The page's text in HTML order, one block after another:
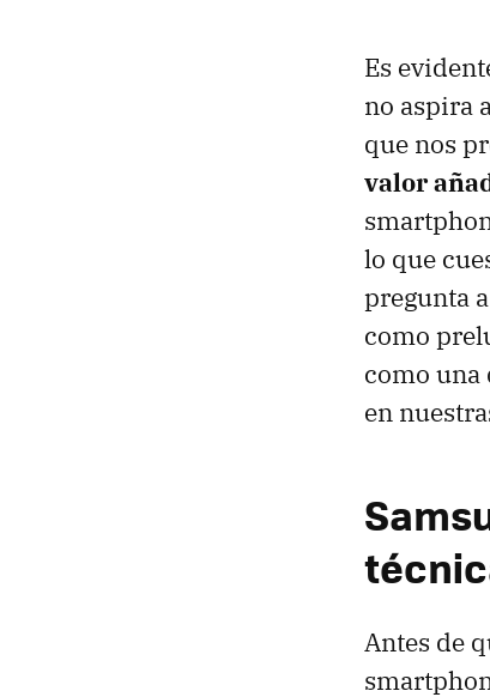
Es
no aspira
que nos
valor
lo que
pregunta
como
como una
en
Antes de